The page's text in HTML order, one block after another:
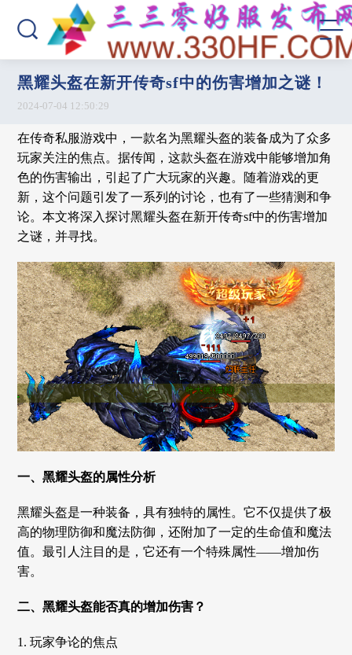
黑耀头盔在新开传奇sf中的伤害增加之谜！
2024-07-04 12:50:29
在传奇私服游戏中，一款名为黑耀头盔的装备成为了众多
玩家关注的焦点。据传闻，这款头盔在游戏中能够增加角
色的伤害输出，引起了广大玩家的兴趣。随着游戏的更
新，这个问题引发了一系列的讨论，也有了一些猜测和争
论。本文将深入探讨黑耀头盔在新开传奇sf中的伤害增加
之谜，并寻找。
一、黑耀头盔的属性分析
黑耀头盔是一种装备，具有独特的属性。它不仅提供了极
高的物理防御和魔法防御，还附加了一定的生命值和魔法
值。最引人注目的是，它还有一个特殊属性——增加伤
害。
二、黑耀头盔能否真的增加伤害？
1. 玩家争论的焦点